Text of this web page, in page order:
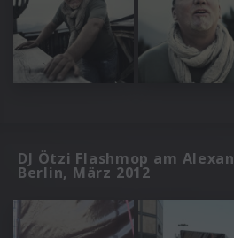
DJ Ötzi Flashmop am
Berlin, März 2012